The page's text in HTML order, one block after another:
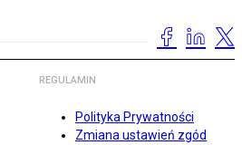
REGULAMIN
Polityka Prywatności
Zmiana ustawień zgód